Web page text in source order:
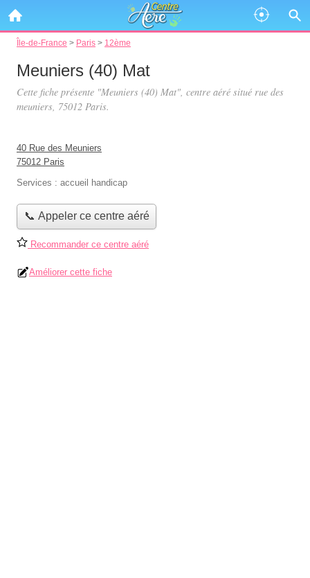
Île-de-France > Paris > 12ème
Meuniers (40) Mat
Cette fiche présente "Meuniers (40) Mat", centre aéré situé rue des
meuniers, 75012 Paris.
40 Rue des Meuniers
75012 Paris
Services : accueil handicap
📞 Appeler ce centre aéré
Recommander ce centre aéré
Améliorer cette fiche